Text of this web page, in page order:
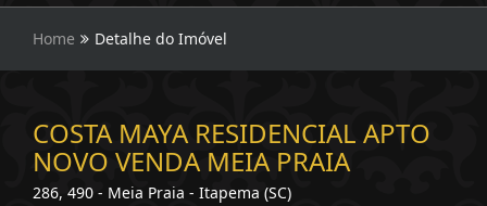
Home Detalhe do Imóvel
COSTA MAYA RESIDENCIAL APTO
NOVO VENDA MEIA PRAIA
286, 490 - Meia Praia - Itapema (SC)